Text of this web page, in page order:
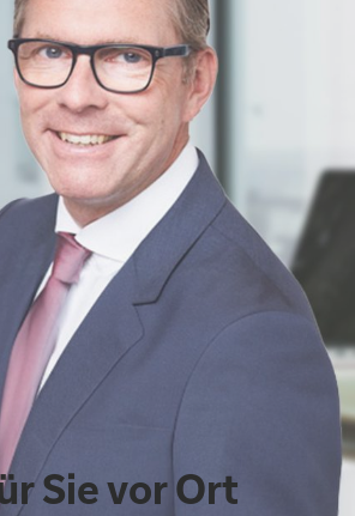
Sie vor Ort